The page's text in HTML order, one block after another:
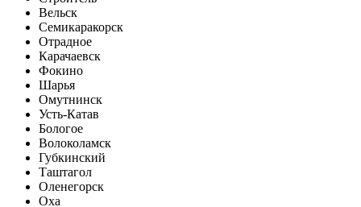
Вельск
Семикаракорск
Отрадное
Карачаевск
Фокино
Шарья
Омутнинск
Усть-Катав
Бологое
Волоколамск
Губкинский
Таштагол
Оленегорск
Оха